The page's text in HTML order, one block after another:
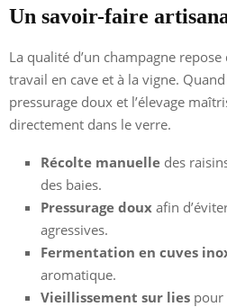
Un savoir-faire
La qualité d’un champagne
travail en cave et à la vigne.
pressurage doux et l’élevage
directement dans le verre.
Récolte manuelle des
des baies.
Pressurage doux afin
agressives.
Fermentation en cuves
aromatique.
Vieillissement sur lies pour